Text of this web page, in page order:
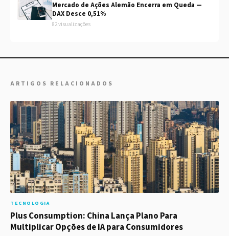
Mercado de Ações Alemão Encerra em Queda —
DAX Desce 0,51%
82 visualizações
ARTIGOS RELACIONADOS
TECNOLOGIA
Plus Consumption: China Lança Plano Para
Multiplicar Opções de IA para Consumidores